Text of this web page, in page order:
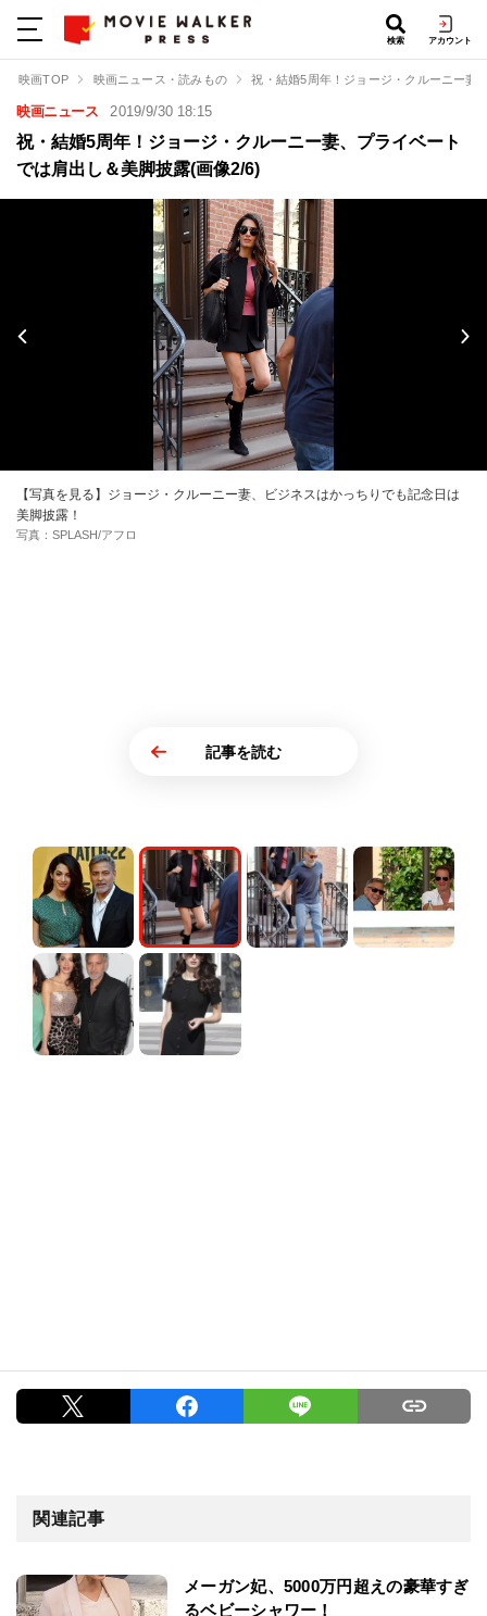
検索 アカウント
映画TOP 映画ニュース・読みもの 祝・結婚5周年！ジョージ・クルーニー妻
映画ニュース 2019/9/30 18:15
祝・結婚5周年！ジョージ・クルーニー妻、プライベート
では肩出し＆美脚披露(画像2/6)
【写真を見る】ジョージ・クルーニー妻、ビジネスはかっちりでも記念日は
美脚披露！
写真：SPLASH/アフロ
記事を読む
関連記事
メーガン妃、5000万円超えの豪華すぎ
るベビーシャワー！